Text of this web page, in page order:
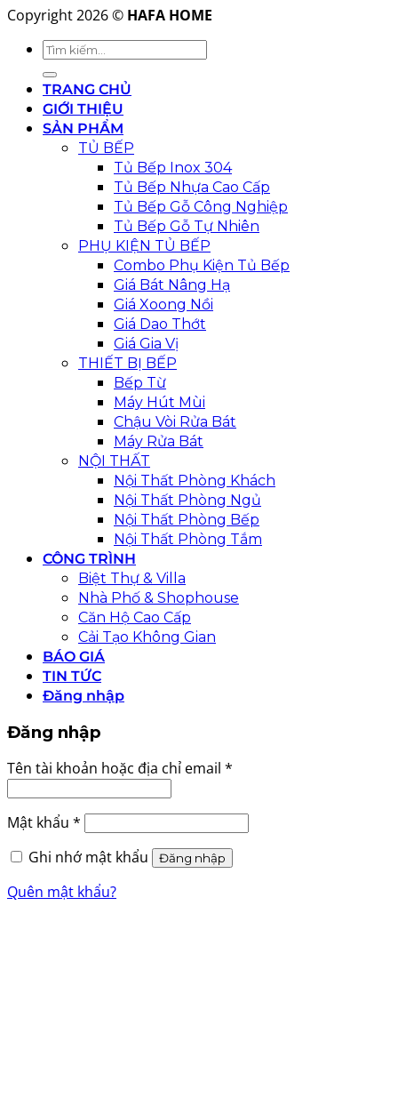
Copyright 2026 © HAFA HOME
Tìm
kiếm:
TRANG CHỦ
GIỚI THIỆU
SẢN PHẨM
TỦ BẾP
Tủ Bếp Inox 304
Tủ Bếp Nhựa Cao Cấp
Tủ Bếp Gỗ Công Nghiệp
Tủ Bếp Gỗ Tự Nhiên
PHỤ KIỆN TỦ BẾP
Combo Phụ Kiện Tủ Bếp
Giá Bát Nâng Hạ
Giá Xoong Nồi
Giá Dao Thớt
Giá Gia Vị
THIẾT BỊ BẾP
Bếp Từ
Máy Hút Mùi
Chậu Vòi Rửa Bát
Máy Rửa Bát
NỘI THẤT
Nội Thất Phòng Khách
Nội Thất Phòng Ngủ
Nội Thất Phòng Bếp
Nội Thất Phòng Tắm
CÔNG TRÌNH
Biệt Thự & Villa
Nhà Phố & Shophouse
Căn Hộ Cao Cấp
Cải Tạo Không Gian
BÁO GIÁ
TIN TỨC
Đăng nhập
Đăng nhập
Tên tài khoản hoặc địa chỉ email *
Mật khẩu *
Ghi nhớ mật khẩu
Đăng nhập
Quên mật khẩu?